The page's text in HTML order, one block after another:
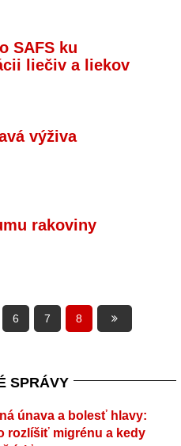
SAFS ku
liečiv a liekov
výživa
rakoviny
6 7 8
SPRÁVY
únava a bolesť hlavy:
rozlíšiť migrénu a kedy